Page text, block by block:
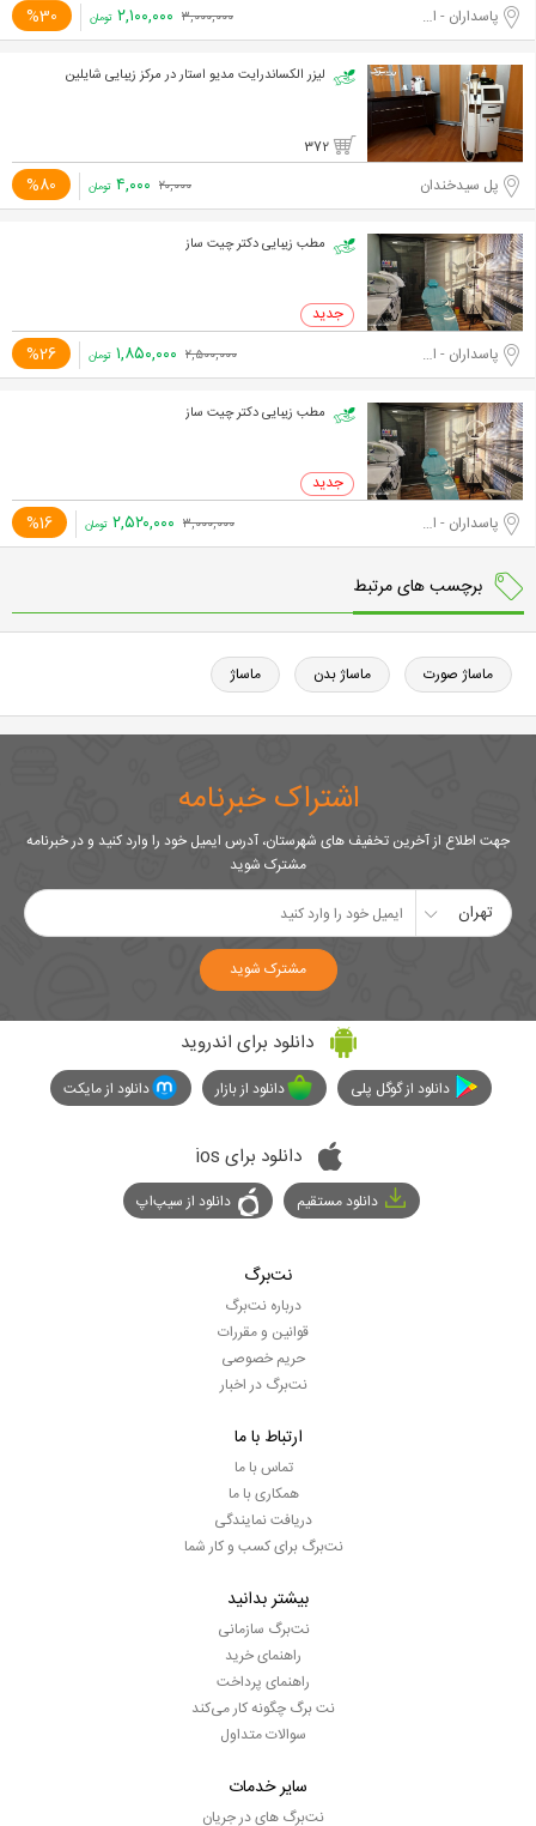
پاسداران - اختیاریه جنوبی %30 ۳,۰۰۰,۰۰۰ ۲,۱۰۰,۰۰۰ تومان
لیزر الکساندرایت مدیو استار در مرکز زیبایی شایلین
372
پل سیدخندان %80 ۲۰,۰۰۰ ۴,۰۰۰ تومان
مطب زیبایی دکتر چیت ساز
پاسداران - اختیاریه جنوبی %26 ۲,۵۰۰,۰۰۰ ۱,۸۵۰,۰۰۰ تومان
مطب زیبایی دکتر چیت ساز
پاسداران - اختیاریه جنوبی %16 ۳,۰۰۰,۰۰۰ ۲,۵۲۰,۰۰۰ تومان
برچسب های مرتبط
ماساژ صورت ماساژ بدن ماساژ
اشتراک خبرنامه
جهت اطلاع از آخرین تخفیف های شهرستان، آدرس ایمیل خود را وارد کنید و در خبرنامه
مشترک شوید
تهران
مشترک شوید
دانلود برای اندروید
دانلود از گوگل پلی دانلود از بازار دانلود از مایکت
دانلود برای ios
دانلود مستقیم دانلود از سیپ‌اپ
نت‌برگ
درباره نت‌برگ
قوانین و مقررات
حریم خصوصی
نت‌برگ در اخبار
ارتباط با ما
تماس با ما
همکاری با ما
دریافت نمایندگی
نت‌برگ برای کسب و کار شما
بیشتر بدانید
نت‌برگ سازمانی
راهنمای خرید
راهنمای پرداخت
نت برگ چگونه کار می‌کند
سوالات متداول
سایر خدمات
نت‌برگ های در جریان